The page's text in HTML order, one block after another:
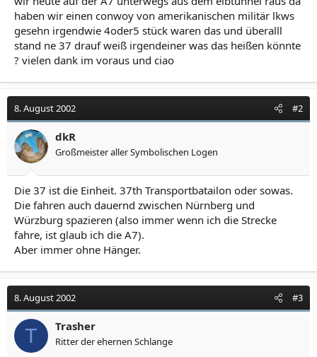
haben wir einen conwoy von amerikanischen militär lkws
gesehn irgendwie 4oder5 stück waren das und überalll
stand ne 37 drauf weiß irgendeiner was das heißen könnte
? vielen dank im voraus und ciao
8. August 2002 #2
dkR
Großmeister aller Symbolischen Logen
Die 37 ist die Einheit. 37th Transportbatailon oder sowas.
Die fahren auch dauernd zwischen Nürnberg und
Würzburg spazieren (also immer wenn ich die Strecke
fahre, ist glaub ich die A7).
Aber immer ohne Hänger.
8. August 2002 #3
T Trasher
Ritter der ehernen Schlange